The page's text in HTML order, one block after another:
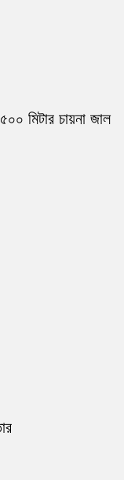
মিটার চায়না জাল